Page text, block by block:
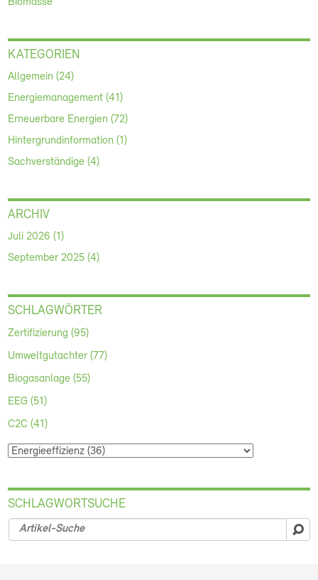
Biomasse
KATEGORIEN
Allgemein (24)
Energiemanagement (41)
Erneuerbare Energien (72)
Hintergrundinformation (1)
Sachverständige (4)
ARCHIV
Juli 2026 (1)
September 2025 (4)
SCHLAGWÖRTER
Zertifizierung (95)
Umweltgutachter (77)
Biogasanlage (55)
EEG (51)
C2C (41)
SCHLAGWORTSUCHE